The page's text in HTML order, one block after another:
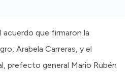
que firmaron la
Arabela Carreras, y el
prefecto general Mario Rubén